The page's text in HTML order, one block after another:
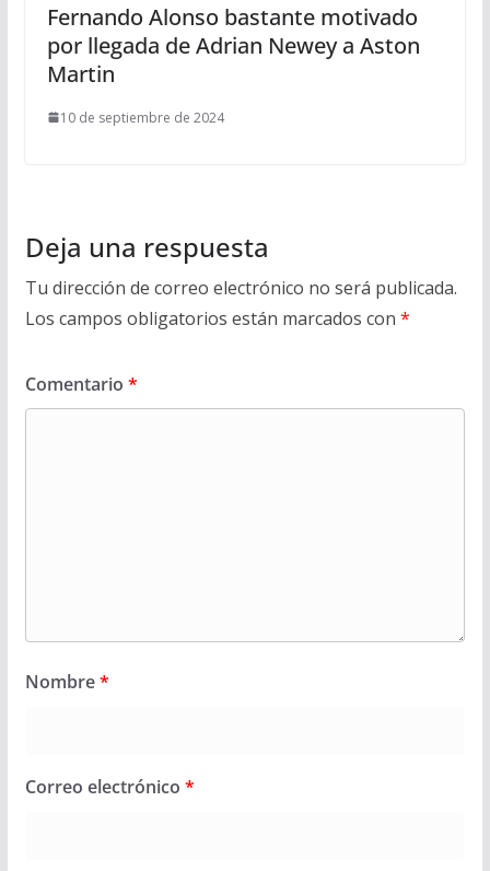
Fernando Alonso bastante motivado
por llegada de Adrian Newey a Aston
Martin
10 de septiembre de 2024
Deja una respuesta
Tu dirección de correo electrónico no será publicada.
Los campos obligatorios están marcados con *
Comentario *
Nombre*
Correo electrónico *